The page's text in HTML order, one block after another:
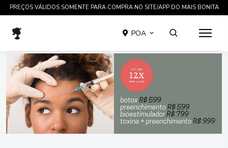
TRATAMENTOS COMPROVADOS CIENTIFICAMENTE EM ATÉ 12 X SEM JUROS
POA